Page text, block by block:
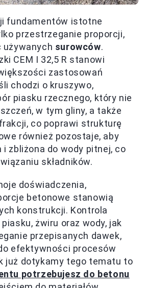
fundamentów istotne
przestrzeganie proporcji,
używanych surowców.
CEM I 32,5 R stanowi
zastosowań
chodzi o kruszywo,
piasku rzecznego, który nie
w tym gliny, a także
co poprawi strukturę
również pozostaje, aby
i zbliżona do wody pitnej, co
składników.
doświadczenia,
betonowe stanowią
konstrukcji. Kontrola
żwiru oraz wody, jak
przepisanych dawek,
efektywności procesów
już dotykamy tego tematu to
potrzebujesz do betonu